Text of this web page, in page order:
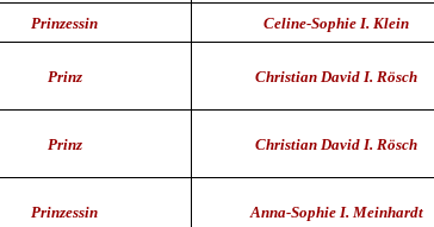
Prinzessin Celine-Sophie I. Klein
Prinz Christian David I. Rösch
Prinz Christian David I. Rösch
Prinzessin Anna-Sophie I. Meinhardt